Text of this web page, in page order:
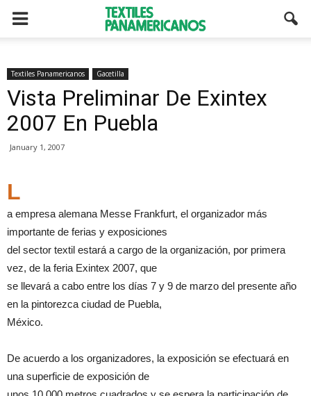
Textiles Panamericanos Gacetilla
Vista Preliminar De Exintex
2007 En Puebla
January 1, 2007
L
a empresa alemana Messe Frankfurt, el organizador más
importante de ferias y exposiciones
del sector textil estará a cargo de la organización, por primera
vez, de la feria Exintex 2007, que
se llevará a cabo entre los días 7 y 9 de marzo del presente año
en la pintorezca ciudad de Puebla,
México.
De acuerdo a los organizadores, la exposición se efectuará en
una superficie de exposición de